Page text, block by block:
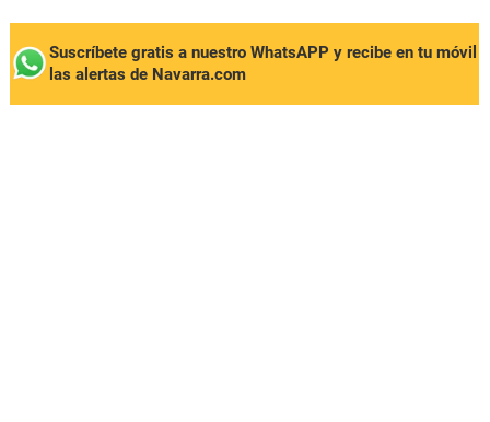
Suscríbete gratis a nuestro WhatsAPP y recibe en tu móvil
las alertas de Navarra.com